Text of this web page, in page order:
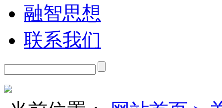
融智思想
联系我们